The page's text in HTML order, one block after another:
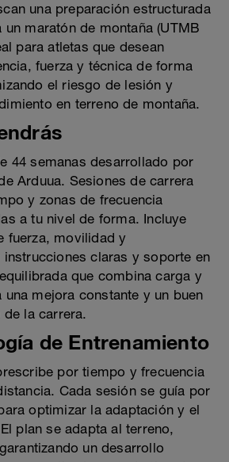
una preparación estructurada
maratón de montaña (UTMB
para atletas que desean
fuerza y técnica de forma
el riesgo de lesión y
en terreno de montaña.
44 semanas desarrollado por
Arduua. Sesiones de carrera
y zonas de frecuencia
a tu nivel de forma. Incluye
fuerza, movilidad y
claras y soporte en
que combina carga y
una mejora constante y un buen
la carrera.
de Entrenamiento
por tiempo y frecuencia
Cada sesión se guía por
optimizar la adaptación y el
plan se adapta al terreno,
un desarrollo